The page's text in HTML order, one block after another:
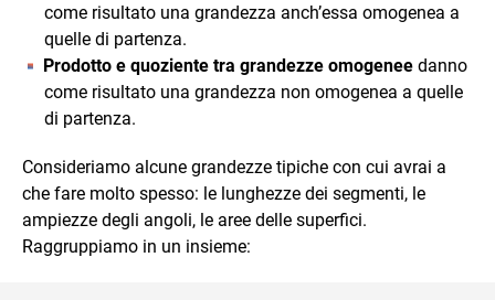
come risultato una grandezza anch’essa omogenea a
quelle di partenza.
Prodotto e quoziente tra grandezze omogenee danno
come risultato una grandezza non omogenea a quelle
di partenza.
Consideriamo alcune grandezze tipiche con cui avrai a
che fare molto spesso: le lunghezze dei segmenti, le
ampiezze degli angoli, le aree delle superfici.
Raggruppiamo in un insieme: